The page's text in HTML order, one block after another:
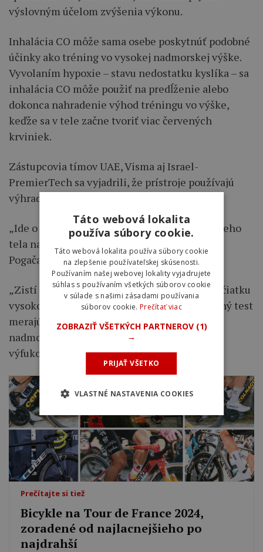
výslovným účelom zvýšenia výkonu.
Inhalácia CO môže sama osebe poskytnúť podobné
účinky ako tréning vo vysokej nadmorskej výške.
Vyvolaním hypoxie – stavu nedostatku kyslíka – sa
inhalácia CO môže použiť na predĺženie alebo
dokonca nahradenie výhod tréningu vo výške,
keďže sa v tele začne tvoriť viac červených
krviniek.
Zástupcovia tímov UAE, Visma aj Israel-
PremierTech sa vyjadrili, že prístroje používajú
výhradne na účely merania.
„Ide o test, ktorý zisťuje reakciu pretekára a jeho
tela na nadmorskú výšku,“ povedal o prístroji
Pogačar.
„Zistí sa množstvo hemoglobínu v tele na začiatku
vysokohorského sústredenia. Ide o jednoduchý test
merajúci reakciu tela na pobyt vo vysokej
nadmorskej výške. Nie je to tak, že dýchame
výfukové plyny z auta,“ dodal Slovinec.
Prečítajte si tiež
Bicykle na Tour de France 2024,
zoradené od najlacnejšieho po
najdrahší
Táto webová lokalita
používa súbory cookie.
Táto webová lokalita používa súbory cookie
na zlepšenie používateľskej skúsenosti.
Používaním našej webovej lokality vyjadrujete
súhlas s používaním všetkých súborov cookie
v súlade s našimi zásadami používania
súborov cookie. Prečítať viac
ZOBRAZIŤ VŠETKÝCH PARTNEROV (1)
→
PRIJAŤ VŠETKO
VLASTNÉ NASTAVENIA COOKIES